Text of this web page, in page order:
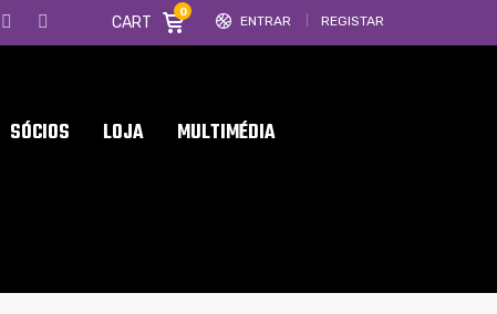
ENTRAR REGISTAR
CART
0
SÓCIOS LOJA MULTIMÉDIA